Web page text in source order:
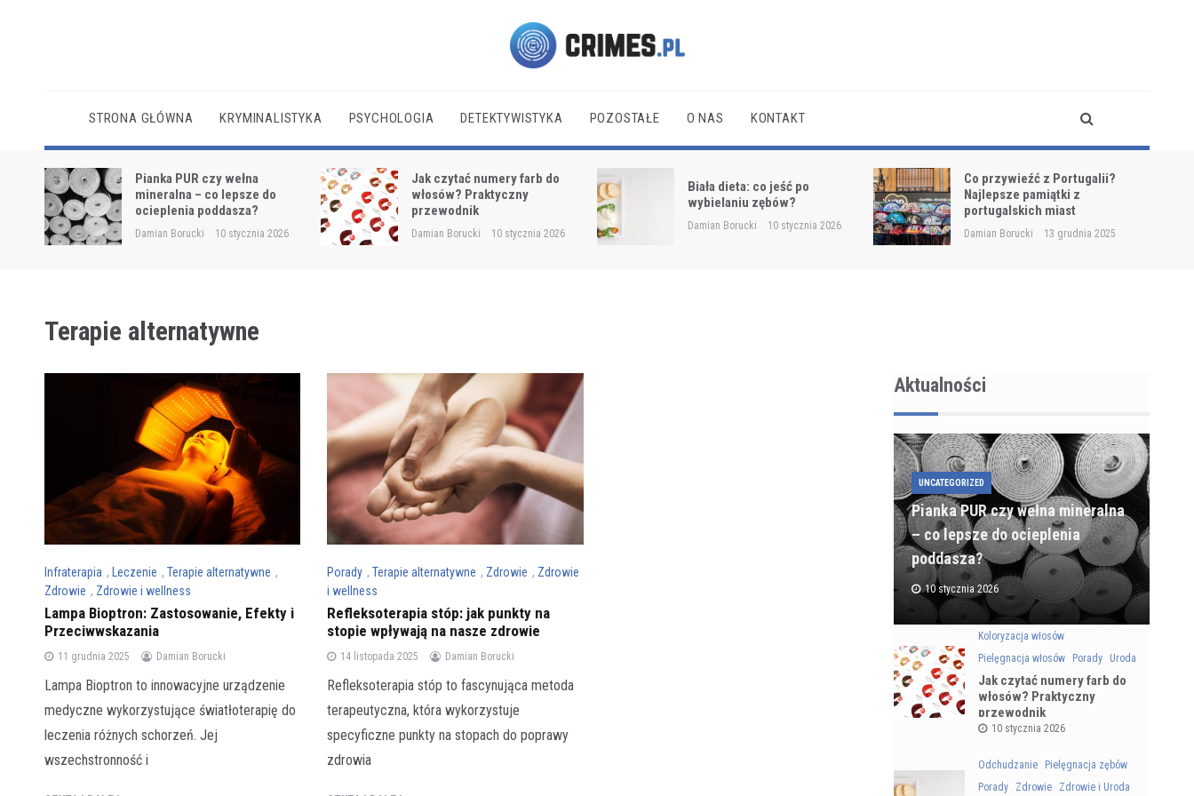
STRONA GŁÓWNA KRYMINALISTYKA PSYCHOLOGIA DETEKTYWISTYKA POZOSTAŁE O NAS KONTAKT
Pianka PUR czy wełna
mineralna – co lepsze do
ocieplenia poddasza?
Damian Borucki 10 stycznia 2026
Jak czytać numery farb do
włosów? Praktyczny
przewodnik
Damian Borucki 10 stycznia 2026
Biała dieta: co jeść po
wybielaniu zębów?
Damian Borucki 10 stycznia 2026
Co przywieźć z Portugalii?
Najlepsze pamiątki z
portugalskich miast
Damian Borucki 13 grudnia 2025
Terapie alternatywne
Infraterapia , Leczenie , Terapie alternatywne ,
Zdrowie , Zdrowie i wellness
Lampa Bioptron: Zastosowanie, Efekty i
Przeciwwskazania
11 grudnia 2025 Damian Borucki
Lampa Bioptron to innowacyjne urządzenie
medyczne wykorzystujące światłoterapię do
leczenia różnych schorzeń. Jej
wszechstronność i
Porady ,Terapie alternatywne , Zdrowie , Zdrowie
i wellness
Refleksoterapia stóp: jak punkty na
stopie wpływają na nasze zdrowie
14 listopada 2025 Damian Borucki
Refleksoterapia stóp to fascynująca metoda
terapeutyczna, która wykorzystuje
specyficzne punkty na stopach do poprawy
zdrowia
Aktualności
UNCATEGORIZED
Pianka PUR czy wełna mineralna
– co lepsze do ocieplenia
poddasza?
10 stycznia 2026
Koloryzacja włosów
Pielęgnacja włosów
Porady Uroda
Jak czytać numery farb do
włosów? Praktyczny
przewodnik
10 stycznia 2026
Odchudzanie
Pielęgnacja zębów
Porady
Zdrowie Zdrowie i Uroda